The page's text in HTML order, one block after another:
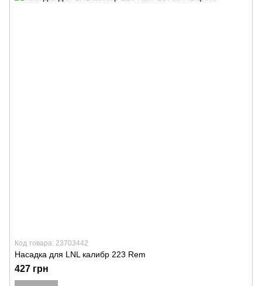
Код товара: 23703442
Насадка для LNL калибр 223 Rem
427 грн